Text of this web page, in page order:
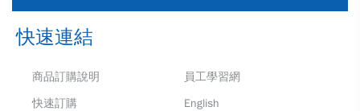
快速連結
商品訂購說明
快速訂購
員工學習網
English